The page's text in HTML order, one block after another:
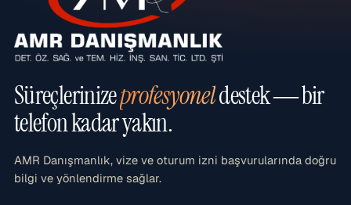
Süreçlerinizeprofesyoneldestek — bir
telefon kadar yakın.
AMR Danışmanlık, vize ve oturum izni başvurularında doğru
bilgi ve yönlendirme sağlar.